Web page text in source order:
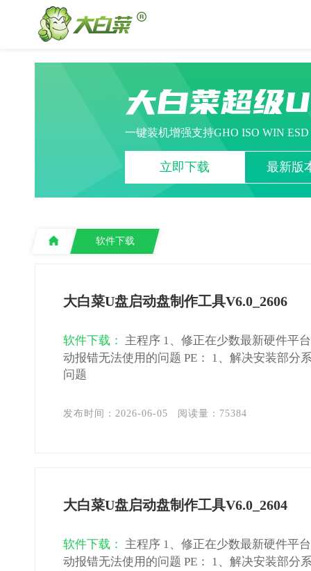
大白菜超级
一键装机增强支持GHO ISO WIN
立即下载 最新版
软件下载
大白菜U盘启动盘制作工具V6.0_2606
软件下载：
主程序 1、修正在少数最新硬件平
动报错无法使用的问题 PE： 1、解决安装部分
问题
发布时间：2026-06-05 阅读量： 75384
大白菜U盘启动盘制作工具V6.0_2604
软件下载：
主程序 1、修正在少数最新硬件平
动报错无法使用的问题 PE： 1、解决安装部分